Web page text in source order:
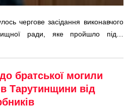
засідання виконавчого
ради, яке пройшло під…
братської могили
Тарутинщини від